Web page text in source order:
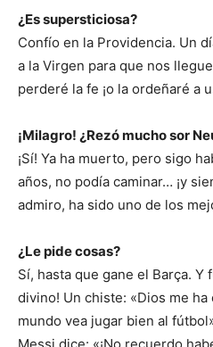
¿Es supersticiosa?
Confío en la Providencia. Un
a la Virgen para que nos
perderé la fe ¡o la ordeñaré a
¡Milagro! ¿Rezó mucho sor
¡Sí! Ya ha muerto, pero sigo
años, no podía caminar… ¡y
admiro, ha sido uno de los
¿Le pide cosas?
Sí, hasta que gane el Barça. Y
divino! Un chiste: «Dios me ha
mundo vea jugar bien al